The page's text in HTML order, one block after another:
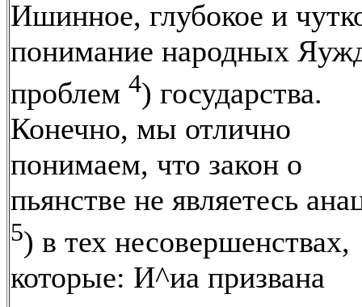
Ишинное, глубокое и
понимание народных
проблем 4) государства.
Конечно, мы отлично
понимаем, что закон о
пьянстве не являетесь
5) в тех несовершенствах,
которые: И^иа призвана